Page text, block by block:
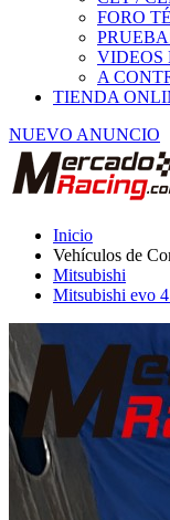
FORO
VIDEOS
A
TIENDA
NUEVO ANUNCIO
Inicio
Vehículos de
Mitsubishi
Mitsubishi evo